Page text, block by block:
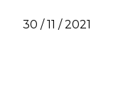
30 / 11 / 2021